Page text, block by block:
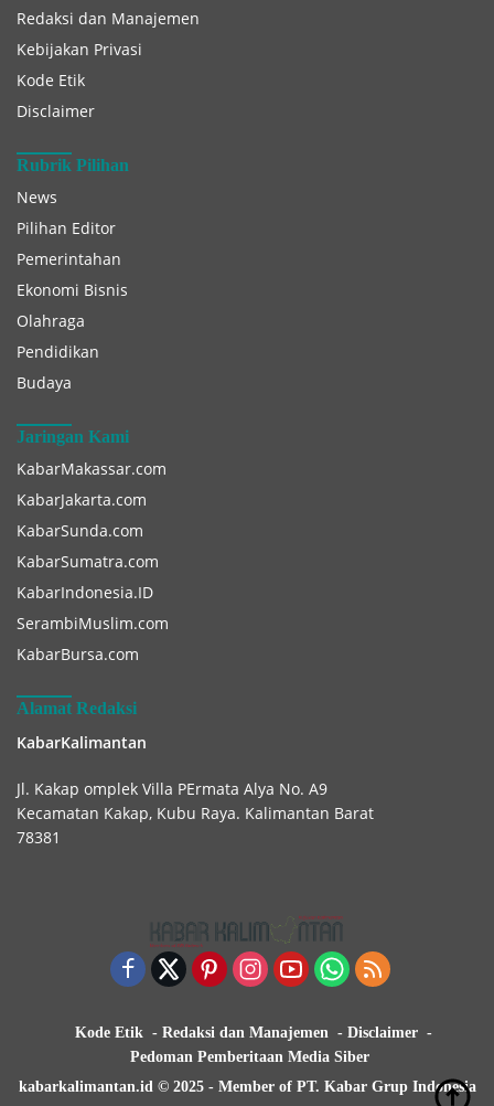
Redaksi dan Manajemen
Kebijakan Privasi
Kode Etik
Disclaimer
Rubrik Pilihan
News
Pilihan Editor
Pemerintahan
Ekonomi Bisnis
Olahraga
Pendidikan
Budaya
Jaringan Kami
KabarMakassar.com
KabarJakarta.com
KabarSunda.com
KabarSumatra.com
KabarIndonesia.ID
SerambiMuslim.com
KabarBursa.com
Alamat Redaksi
KabarKalimantan
Jl. Kakap omplek Villa PErmata Alya No. A9
Kecamatan Kakap, Kubu Raya. Kalimantan Barat
78381
Kode Etik Redaksi dan Manajemen
Disclaimer
Pedoman Pemberitaan Media Siber
kabarkalimantan.id © 2025 - Member of PT. Kabar Grup Indonesia